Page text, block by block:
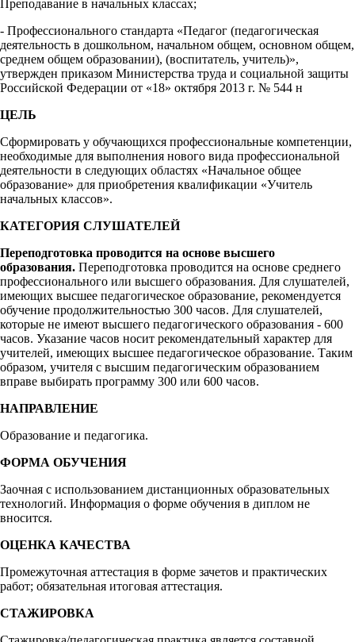
Преподавание в начальных классах;
- Профессионального стандарта «Педагог (педагогическая
деятельность в дошкольном, начальном общем, основном общем,
среднем общем образовании), (воспитатель, учитель)»,
утвержден приказом Министерства труда и социальной защиты
Российской Федерации от «18» октября 2013 г. № 544 н
ЦЕЛЬ
Сформировать у обучающихся профессиональные компетенции,
необходимые для выполнения нового вида профессиональной
деятельности в следующих областях «Начальное общее
образование» для приобретения квалификации «Учитель
начальных классов».
КАТЕГОРИЯ СЛУШАТЕЛЕЙ
Переподготовка проводится на основе высшего
образования. Переподготовка проводится на основе среднего
профессионального или высшего образования. Для слушателей,
имеющих высшее педагогическое образование, рекомендуется
обучение продолжительностью 300 часов. Для слушателей,
которые не имеют высшего педагогического образования - 600
часов. Указание часов носит рекомендательный характер для
учителей, имеющих высшее педагогическое образование. Таким
образом, учителя с высшим педагогическим образованием
вправе выбирать программу 300 или 600 часов.
НАПРАВЛЕНИЕ
Образование и педагогика.
ФОРМА ОБУЧЕНИЯ
Заочная с использованием дистанционных образовательных
технологий. Информация о форме обучения в диплом не
вносится.
ОЦЕНКА КАЧЕСТВА
Промежуточная аттестация в форме зачетов и практических
работ; обязательная итоговая аттестация.
СТАЖИРОВКА